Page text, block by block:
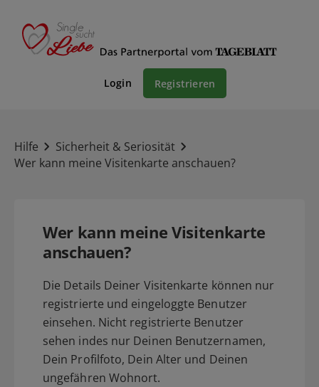
Login Registrieren
Hilfe
Sicherheit & Seriosität
Wer kann meine Visitenkarte anschauen?
Wer kann meine Visitenkarte
anschauen?
Die Details Deiner Visitenkarte können nur
registrierte und eingeloggte Benutzer
einsehen. Nicht registrierte Benutzer
sehen indes nur Deinen Benutzernamen,
Dein Profilfoto, Dein Alter und Deinen
ungefähren Wohnort.